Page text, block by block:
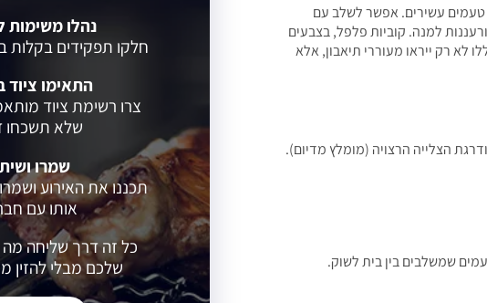
טעמים עשירים. אפשר לשלב עם
למנה. קוביות פלפל, בצבעים
לא רק ייראו מעוררי תיאבון, אלא
שמשלבים בין בית לשוק.
נהלו משימות
חלקו תפקידים בקלות
התאימו ציוד
צרו רשימת ציוד
שלא תשכחו
שמרו
תכננו את האירוע
אותו עם
שלכם מבלי להזין